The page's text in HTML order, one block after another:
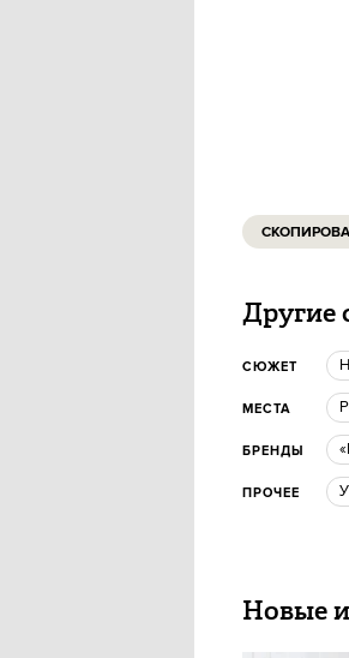
Другие
СЮЖЕТ
МЕСТА
БРЕНДЫ
ПРОЧЕЕ
Новые